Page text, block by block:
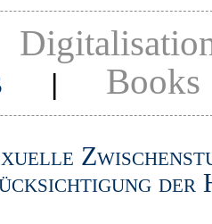
| Books
der